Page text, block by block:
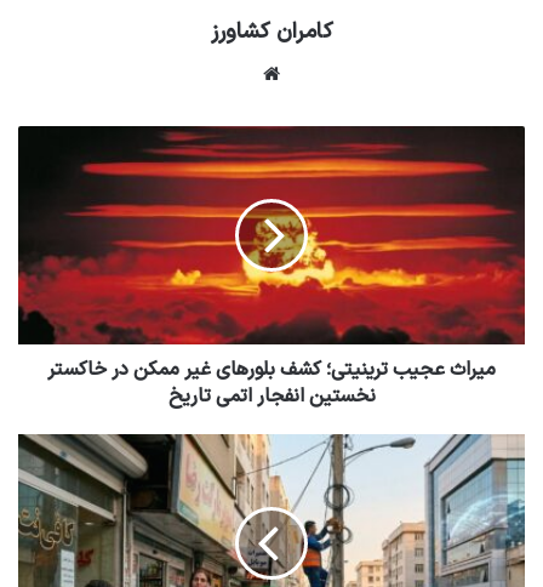
کامران کشاورز
میراث عجیب ترینیتی؛ کشف بلورهای غیر ممکن در خاکستر
نخستین انفجار اتمی تاریخ